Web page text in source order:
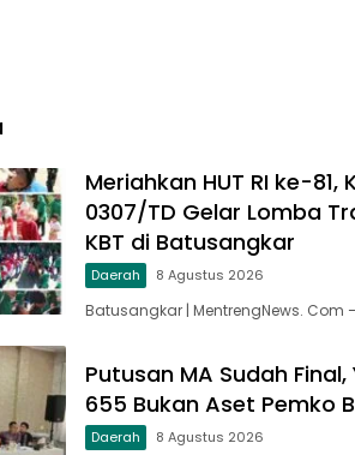
Meriahkan HUT RI ke-
0307/TD Gelar Lomba
KBT di Batusangkar
Daerah 8 Agustus 2026
Batusangkar | MentrengNews.
Putusan MA Sudah Final,
655 Bukan Aset Pemko
Daerah 8 Agustus 2026